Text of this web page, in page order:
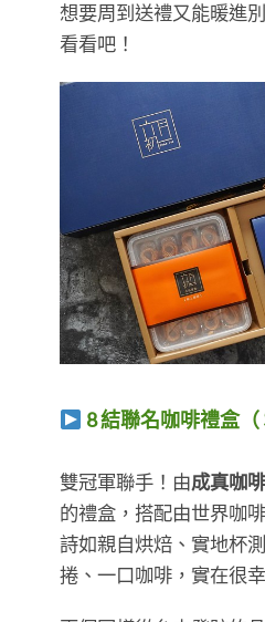
想要周到送禮又能暖進
看看吧！
8 結聯名咖啡禮盒（
​​​​​​​雙冠軍聯手！由成真咖啡
的禮盒，搭配由世界咖
詩如親自烘焙、實地杯
捲、一口咖啡，實在很幸